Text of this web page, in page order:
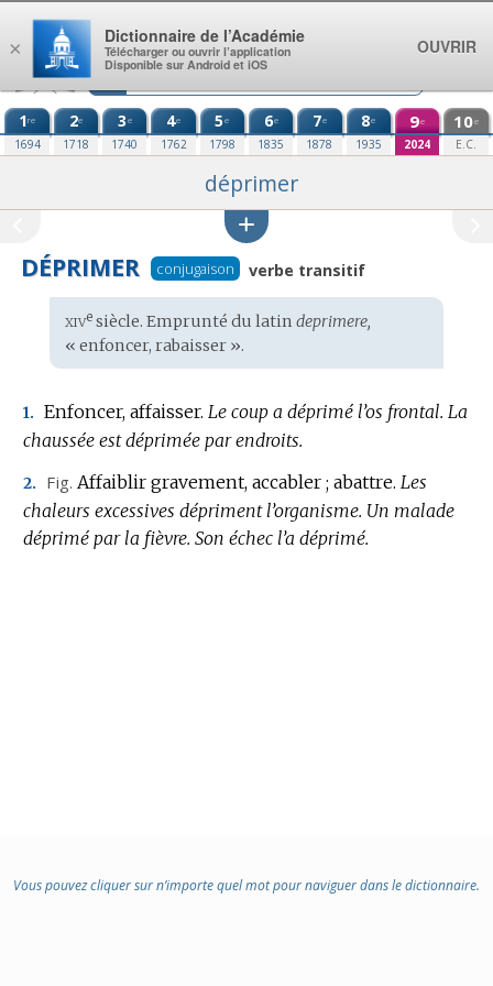
Aller au contenu
1re
1694
2e
1718
3e
1740
4e
1762
5e
1798
6e
1835
7e
1878
8e
1935
9e
2024
10e
E.C.
déprimer
DÉPRIMER conjugaison verbe transitif
Étymologie
:
xivesiècle. Emprunté du latin deprimere,
« enfoncer, rabaisser ».
1. Enfoncer, affaisser. Le coup a déprimé l’os frontal. La
chaussée est déprimée par endroits.
2. Fig. Affaiblir gravement, accabler ; abattre. Les
chaleurs excessives dépriment l’organisme. Un malade
déprimé par la fièvre. Son échec l’a déprimé.
Vous pouvez cliquer sur n’importe quel mot pour naviguer dans le dictionnaire.
×
Dictionnaire de l’Académie
Télécharger ou ouvrir l’application
Disponible sur Android et iOS
OUVRIR